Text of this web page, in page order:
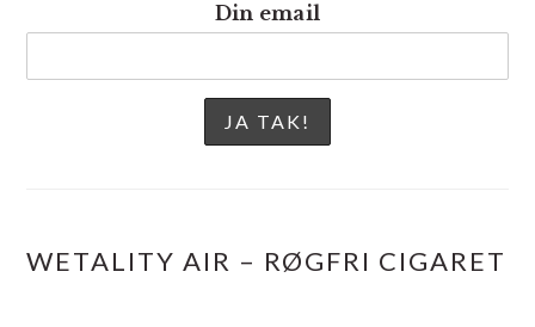
Din email
WETALITY AIR – RØGFRI CIGARET